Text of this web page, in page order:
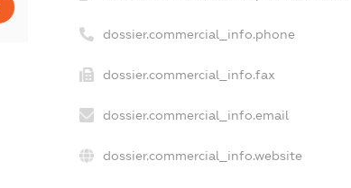
dossier.commercial_info.phone
dossier.commercial_info.fax
dossier.commercial_info.email
dossier.commercial_info.website